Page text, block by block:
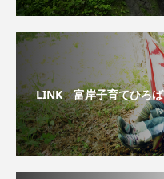
LINK 富岸子育てひろば